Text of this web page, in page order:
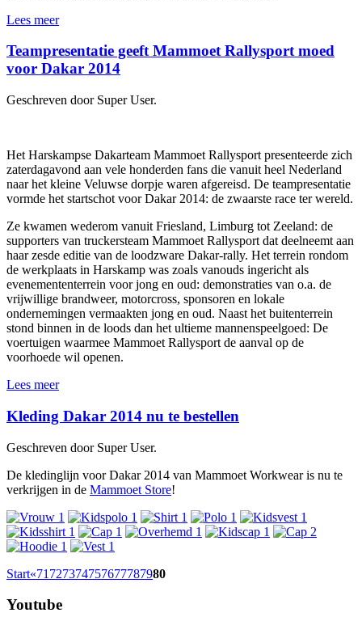
Lees meer
Teampresentatie geeft Mammoet Rallysport moed
voor Dakar 2014
Geschreven door Super User.
Het Harskampse Dakarteam Mammoet Rallysport presenteerde zich
zaterdagavond aan vele honderden fans die vanuit heel Nederland
naar het kleine Veluwse dorpje waren afgereisd. De teampresentatie
vormde het startschot voor Dakar 2014: de zwaarste race ter wereld.
Ze kwamen wederom vanuit Friesland, Limburg tot Zeeland: de
supporters van truckersteam Mammoet Rallysport dat deelneemt aan
haar zesde editie van de loodzware Dakar-rally. Het terrein rondom
de werkplaats in Harskamp was zoals vanouds ingericht als
evenemententerrein voor jong en oud: demonstraties van o.a. de
vrijwillige brandweer, motorcross, sponsoren en lokale
ondernemingen vermaakten jong en oud. Naast het buitenterrein
stond binnen in de loods dan het ultieme mannenspeelgoed: De
voertuigen waarmee Mammoet Rallysport de aanval op de
voorhoede wil openen.
Lees meer
Kleding Dakar 2014 nu te bestellen
Geschreven door Super User.
De kledinglijn voor Dakar 2014 van Mammoet Workwear is nu te
verkrijgen in de Mammoet Store!
Start«71 727374757677787980
Youtube